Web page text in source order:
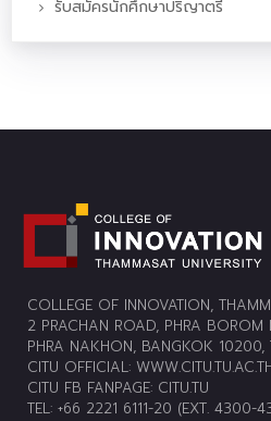
รับสมัครนักศึกษาปริญาตรี
COLLEGE OF INNOVATION,
2 PRACHAN ROAD, PHRA BOROM
PHRA NAKHON, BANGKOK 10200,
CITU OFFICIAL:
CITU FB FANPAGE: CITU.TU
TEL: +66 2221 6111-20 (EXT. 4300-